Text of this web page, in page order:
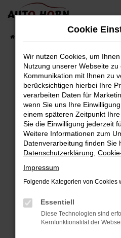
Zum
springen
Fehler: Network
Beim Laden ist ein Fehler
Hier sind ein paar Tipps,
Überprüfe deine
Internetverbindung.
Laden andere
Suchmaschine?
Prüfe deine
können das Laden
verhindern. Funktioniert
anderen Browser oder
Cookie
Wir nutzen Cookies, um
Nutzung unserer Webseite
Kommunikation mit Ihnen zu
berücksichtigen hierbei Ihre
verarbeiten Daten für
wenn Sie uns Ihre
einem späteren Zeitpunkt
Sie die Einwilligung jederzeit
Weitere Informationen zum
Datenverarbeitung finden Sie
Datenschutzerklärung
Impressum
Folgende Kategorien von Cookies
Essentiell
Diese Technologien sind
Kernfunktionalität der